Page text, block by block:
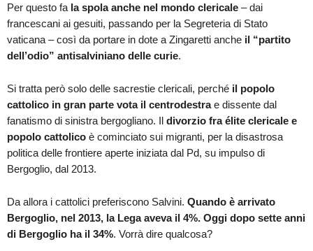
Per questo fa la spola anche nel mondo clericale – dai
francescani ai gesuiti, passando per la Segreteria di Stato
vaticana – così da portare in dote a Zingaretti anche il “partito
dell’odio” antisalviniano delle curie.
Si tratta però solo delle sacrestie clericali, perché il popolo
cattolico in gran parte vota il centrodestrae dissente dal
fanatismo di sinistra bergogliano. Il divorzio fra élite clericale e
popolo cattolico è cominciato sui migranti, per la disastrosa
politica delle frontiere aperte iniziata dal Pd, su impulso di
Bergoglio, dal 2013.
Da allora i cattolici preferiscono Salvini. Quando è arrivato
Bergoglio, nel 2013, la Lega aveva il 4%. Oggi dopo sette anni
di Bergoglio ha il 34%. Vorrà dire qualcosa?